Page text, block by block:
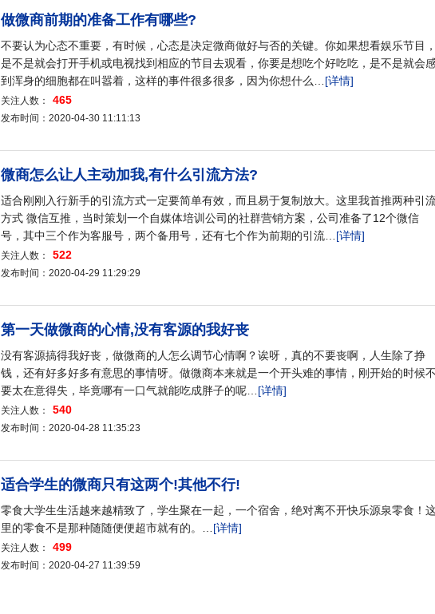
做微商前期的准备工作有哪些?
不要认为心态不重要，有时候，心态是决定微商做好与否的关键。你如果想看娱乐节目，
是不是就会打开手机或电视找到相应的节目去观看，你要是想吃个好吃吃，是不是就会
到浑身的细胞都在叫嚣着，这样的事件很多很多，因为你想什么… [详情]
关注人数： 465
发布时间：2020-04-30 11:11:13
微商怎么让人主动加我,有什么引流方法?
适合刚刚入行新手的引流方式一定要简单有效，而且易于复制放大。这里我首推两种引
方式 微信互推，当时策划一个自媒体培训公司的社群营销方案，公司准备了12个微信
号，其中三个作为客服号，两个备用号，还有七个作为前期的引流… [详情]
关注人数： 522
发布时间：2020-04-29 11:29:29
第一天做微商的心情,没有客源的我好丧
没有客源搞得我好丧，做微商的人怎么调节心情啊？诶呀，真的不要丧啊，人生除了挣
钱，还有好多好多有意思的事情呀。做微商本来就是一个开头难的事情，刚开始的时候不
要太在意得失，毕竟哪有一口气就能吃成胖子的呢… [详情]
关注人数： 540
发布时间：2020-04-28 11:35:23
适合学生的微商只有这两个!其他不行!
零食大学生生活越来越精致了，学生聚在一起，一个宿舍，绝对离不开快乐源泉零食！
里的零食不是那种随随便便超市就有的。… [详情]
关注人数： 499
发布时间：2020-04-27 11:39:59